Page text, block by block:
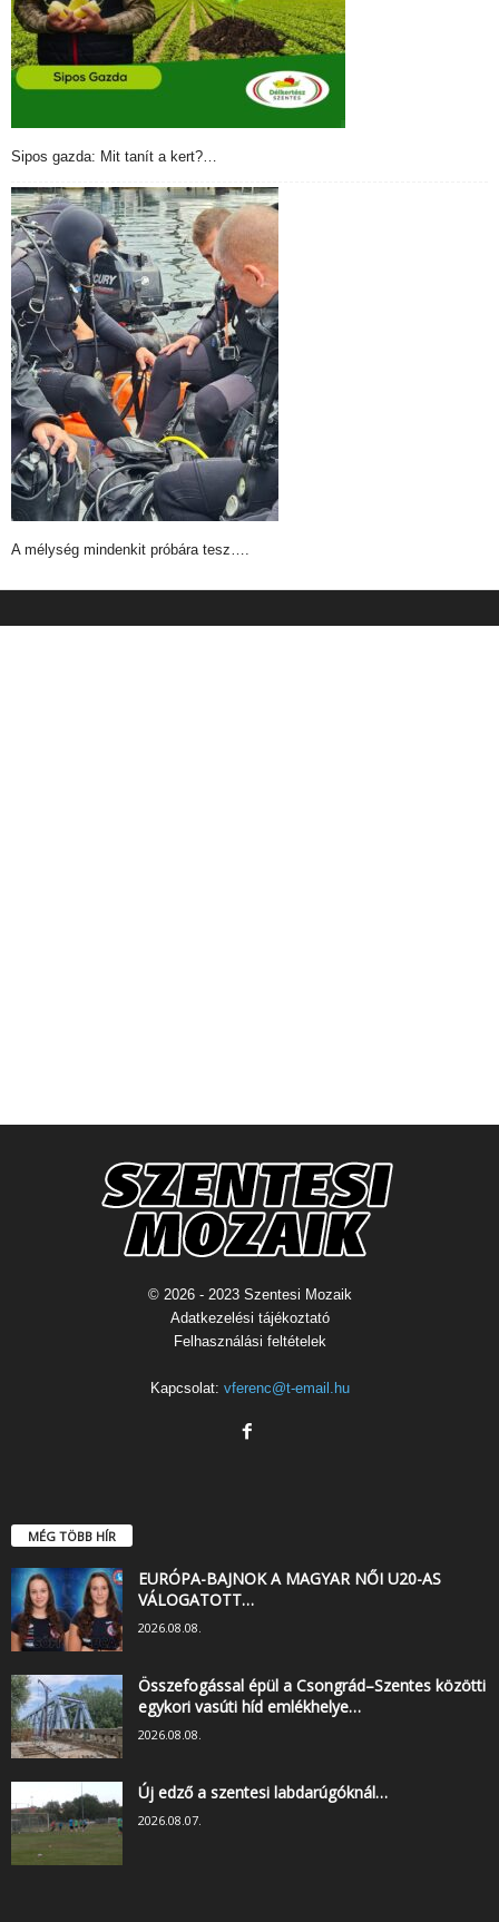
Sipos gazda: Mit tanít a kert?…
A mélység mindenkit próbára tesz….
© 2026 - 2023 Szentesi Mozaik
Adatkezelési tájékoztató
Felhasználási feltételek
Kapcsolat: vferenc@t-email.hu
MÉG TÖBB HÍR
EURÓPA-BAJNOK A MAGYAR NŐI U20-AS
VÁLOGATOTT…
2026.08.08.
Összefogással épül a Csongrád–Szentes közötti
egykori vasúti híd emlékhelye…
2026.08.08.
Új edző a szentesi labdarúgóknál…
2026.08.07.